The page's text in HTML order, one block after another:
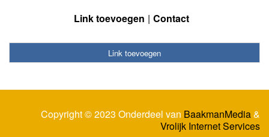
Link toevoegen Contact
Link toevoegen
Copyright © 2023 Onderdeel van BaakmanMedia&
Vrolijk Internet Services